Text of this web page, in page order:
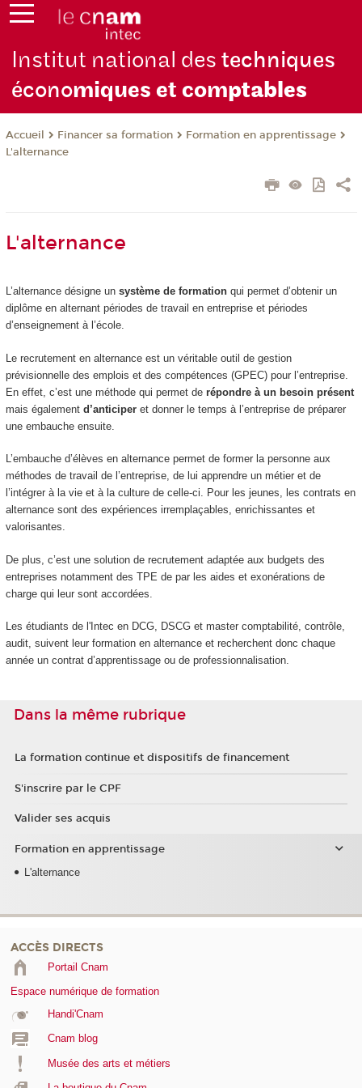
Institut national destechniques
économiques et comptables
Accueil Financer sa formation
Formation en apprentissage
L'alternance
L'alternance
L’alternance désigne un système de formationqui permet d’obtenir un
diplôme en alternant périodes de travail en entreprise et périodes
d’enseignement à l’école.
Le recrutement en alternance est un véritable outil de gestion
prévisionnelle des emplois et des compétences (GPEC) pour l’entreprise.
En effet, c’est une méthode qui permet de répondre à un besoin présent
mais également d’anticiperet donner le temps à l’entreprise de préparer
une embauche ensuite.
L’embauche d’élèves en alternance permet de former la personne aux
méthodes de travail de l’entreprise, de lui apprendre un métier et de
l’intégrer à la vie et à la culture de celle-ci. Pour les jeunes, les contrats en
alternance sont des expériences irremplaçables, enrichissantes et
valorisantes.
De plus, c’est une solution de recrutement adaptée aux budgets des
entreprises notamment des TPE de par les aides et exonérations de
charge qui leur sont accordées.
Les étudiants de l'Intec en DCG, DSCG et master comptabilité, contrôle,
audit, suivent leur formation en alternance et recherchent donc chaque
année un contrat d’apprentissage ou de professionnalisation.
Dans la même rubrique
La formation continue et dispositifs de financement
S'inscrire par le CPF
Valider ses acquis
Formation en apprentissage
L'alternance
ACCÈS DIRECTS
Portail Cnam
Espace numérique de formation
Handi'Cnam
Cnam blog
Musée des arts et métiers